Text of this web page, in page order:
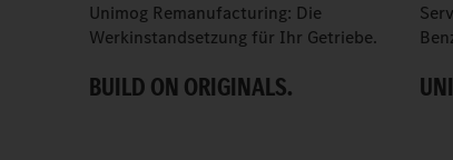
Unimog Remanufacturing: Die
Werkinstandsetzung für Ihr Getriebe.
BUILD ON ORIGINALS.